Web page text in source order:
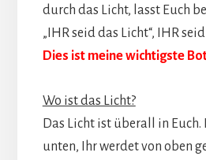
durch das Licht, lasst Euch
„IHR seid das Licht“, IHR
Dies ist meine wichtigste
Wo ist das Licht?
Das Licht ist überall in Euch.
unten, Ihr werdet von oben